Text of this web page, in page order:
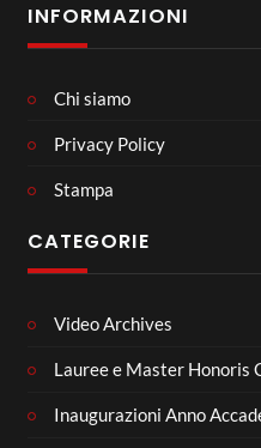
INFORMAZIONI
Chi siamo
Privacy Policy
Stampa
CATEGORIE
Video Archives
Lauree e Master Honoris
Inaugurazioni Anno